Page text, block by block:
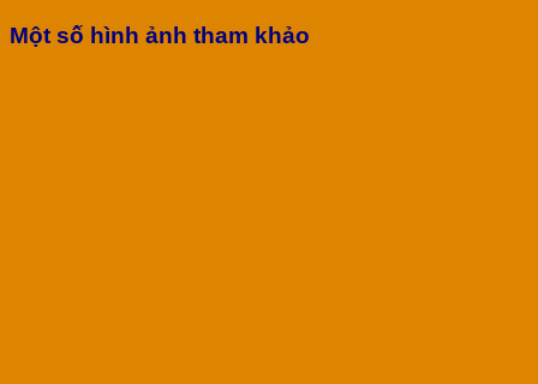
Một số hình ảnh tham khảo